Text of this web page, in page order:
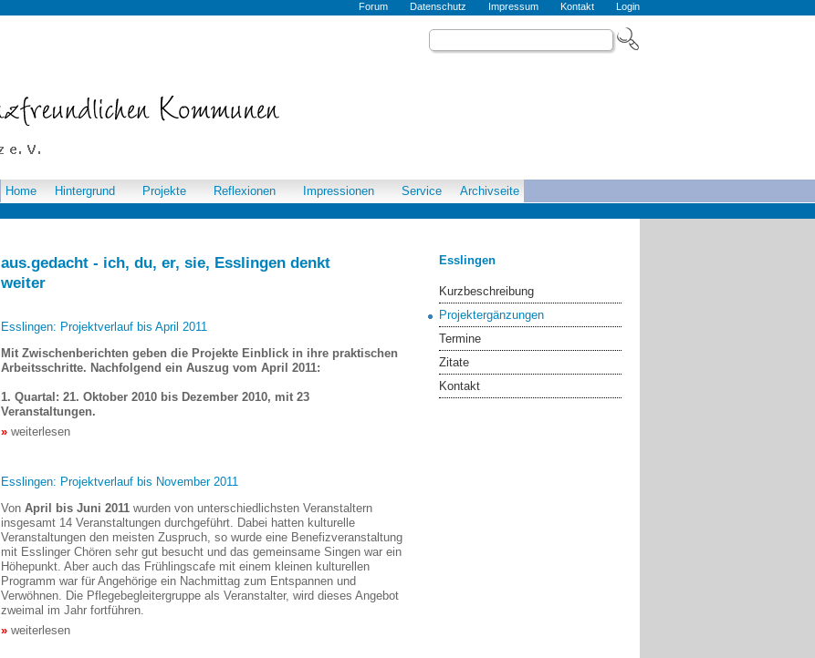
Forum Datenschutz Impressum Kontakt Login
aus.gedacht - ich, du, er, sie, Esslingen denkt
weiter
Esslingen: Projektverlauf bis April 2011
Mit Zwischenberichten geben die Projekte Einblick in ihre praktischen
Arbeitsschritte. Nachfolgend ein Auszug vom April 2011:
1. Quartal: 21. Oktober 2010 bis Dezember 2010, mit 23
Veranstaltungen.
weiterlesen
Esslingen: Projektverlauf bis November 2011
Von April bis Juni 2011 wurden von unterschiedlichsten Veranstaltern
insgesamt 14 Veranstaltungen durchgeführt. Dabei hatten kulturelle
Veranstaltungen den meisten Zuspruch, so wurde eine Benefizveranstaltung
mit Esslinger Chören sehr gut besucht und das gemeinsame Singen war ein
Höhepunkt. Aber auch das Frühlingscafe mit einem kleinen kulturellen
Programm war für Angehörige ein Nachmittag zum Entspannen und
Verwöhnen. Die Pflegebegleitergruppe als Veranstalter, wird dieses Angebot
zweimal im Jahr fortführen.
weiterlesen
Home Hintergrund Projekte Reflexionen Impressionen Service Archivseite
Esslingen
Kurzbeschreibung
Projektergänzungen
Termine
Zitate
Kontakt